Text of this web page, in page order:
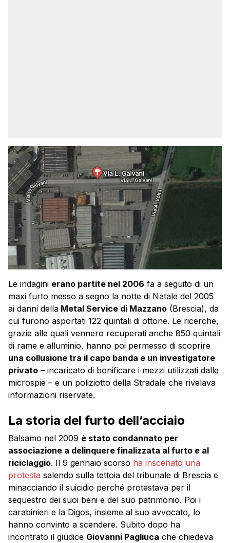
Le indagini erano partite nel 2006 fa a seguito di un
maxi furto messo a segno la notte di Natale del 2005
ai danni della Metal Service di Mazzano (Brescia), da
cui furono asportati 122 quintali di ottone. Le ricerche,
grazie alle quali vennero recuperati anche 850 quintali
di rame e alluminio, hanno poi permesso di scoprire
una collusione tra il capo banda e un investigatore
privato – incaricato di bonificare i mezzi utilizzati dalle
microspie – e un poliziotto della Stradale che rivelava
informazioni riservate.
La storia del furto dell’acciaio
Balsamo nel 2009 è stato condannato per
associazione a delinquere finalizzata al furto e al
riciclaggio. Il 9 gennaio scorso ha inscenato una
protesta salendo sulla tettoia del tribunale di Brescia e
minacciando il suicidio perché protestava per il
sequestro dei suoi beni e del suo patrimonio. Poi i
carabinieri e la Digos, insieme al suo avvocato, lo
hanno convinto a scendere. Subito dopo ha
incontrato il giudice Giovanni Pagliuca che chiedeva